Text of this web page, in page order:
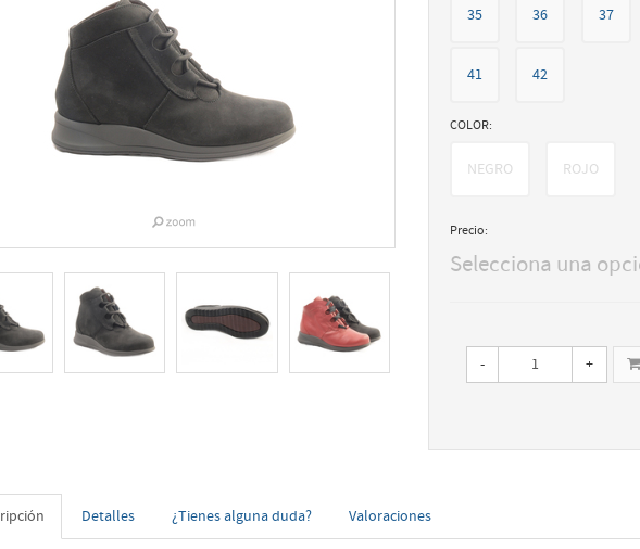
35 36 37
41 42
COLOR:
NEGRO ROJO
Precio:
Selecciona una
- +
Detalles ¿Tienes alguna duda? Valoraciones